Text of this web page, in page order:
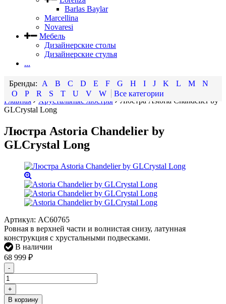
Barlas Baylar
Marcellina
Novaresi
Мебель
Дизайнерские столы
Дизайнерские стулья
...
A B C D E F G H I J K L M
N
O
P R S T U V W
Все категории
Главная
Хрустальные люстры
Люстра Astoria Chandelier by
GLCrystal Long
Люстра Astoria Chandelier by
GLCrystal Long
Артикул: AC60765
Ровная в верхней части и волнистая снизу, латунная
конструкция с хрустальными подвесками.
В наличии
68 999 ₽
-
+
В корзину